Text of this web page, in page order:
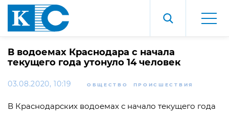
В водоемах Краснодара с начала
текущего года утонуло 14 человек
03.08.2020, 10:19 ОБЩЕСТВО ПРОИСШЕСТВИЯ
В Краснодарских водоемах с начало текущего года